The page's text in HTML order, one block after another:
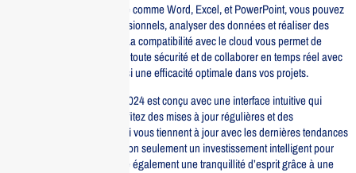
Avec des applications phare comme Word, Excel, et PowerPoint, vous pouvez
créer des documents professionnels, analyser des données et réaliser des
présentations percutantes. La compatibilité avec le cloud vous permet de
sauvegarder vos fichiers en toute sécurité et de collaborer en temps réel avec
vos collègues, assurant ainsi une efficacité optimale dans vos projets.
De plus, Office Home Bus 2024 est conçu avec une interface intuitive qui
facilite la prise en main. Profitez des mises à jour régulières et des
fonctionnalités avancées qui vous tiennent à jour avec les dernières tendances
du marché. Ce logiciel est non seulement un investissement intelligent pour
votre entreprise, mais il offre également une tranquillité d’esprit grâce à une